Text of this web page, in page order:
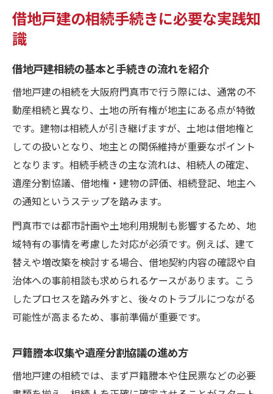
借地戸建の相続手続きに必要な実践知
識
借地戸建相続の基本と手続きの流れを紹介
借地戸建の相続を大阪府門真市で行う際には、通常の不
動産相続と異なり、土地の所有権が地主にある点が特徴
です。建物は相続人が引き継げますが、土地は借地権と
しての扱いとなり、地主との関係維持が重要なポイント
となります。相続手続きの主な流れは、相続人の確定、
遺産分割協議、借地権・建物の評価、相続登記、地主へ
の通知というステップを踏みます。
門真市では都市計画や土地利用規制も影響するため、地
域特有の事情を考慮した対応が必須です。例えば、建て
替えや増改築を検討する場合、借地契約内容の確認や自
治体への事前相談も求められるケースがあります。こう
したプロセスを踏み外すと、後々のトラブルにつながる
可能性が高まるため、事前準備が重要です。
戸籍謄本収集や遺産分割協議の進め方
借地戸建の相続では、まず戸籍謄本や住民票などの必要